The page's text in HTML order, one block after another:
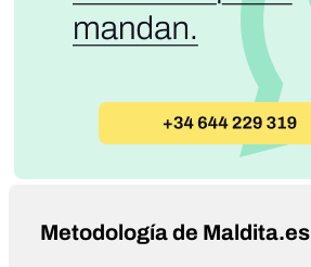
Metodología de Maldita.es